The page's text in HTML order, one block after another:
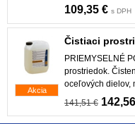
109,35 € s DPH
Akcia
Čistiaci
PRIEMYSELNÉ
prostriedok.
oceľových dielov,
141,51 €